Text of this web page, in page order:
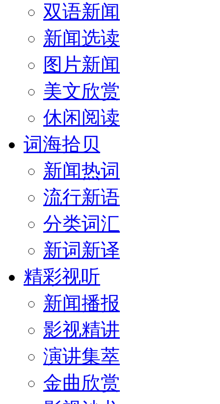
双语新闻
新闻选读
图片新闻
美文欣赏
休闲阅读
词海拾贝
新闻热词
流行新语
分类词汇
新词新译
精彩视听
新闻播报
影视精讲
演讲集萃
金曲欣赏